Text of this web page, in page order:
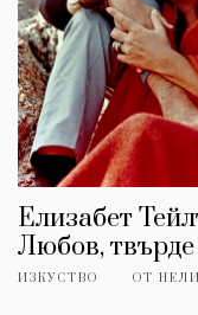
Елизабет
Любов,
ИЗКУСТВО ОТ